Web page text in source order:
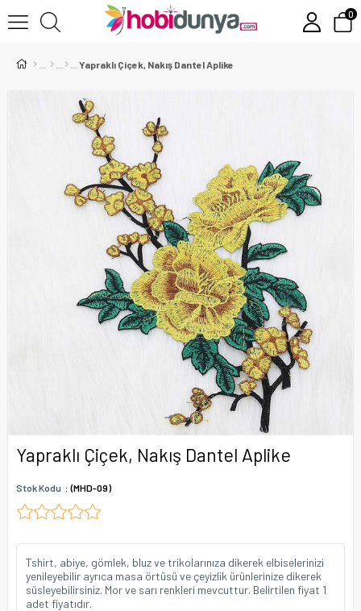
0
Yapraklı Çiçek, Nakış Dantel Aplike
Yapraklı Çiçek, Nakış Dantel Aplike
Stok Kodu (MHD-09)
Tshirt, abiye, gömlek, bluz ve trikolarınıza dikerek elbiselerinizi
yenileyebilir ayrıca masa örtüsü ve çeyizlik ürünlerinize dikerek
süsleyebilirsiniz. Mor ve sarı renkleri mevcuttur. Belirtilen fiyat 1
adet fiyatıdır.